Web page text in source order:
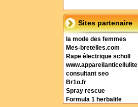
Sites partenaire
la mode des femmes
Mes-bretelles.com
Rape électrique scholl
www.appareilanticellulite
consultant seo
Br1o.fr
Spray rescue
Formula 1 herbalife